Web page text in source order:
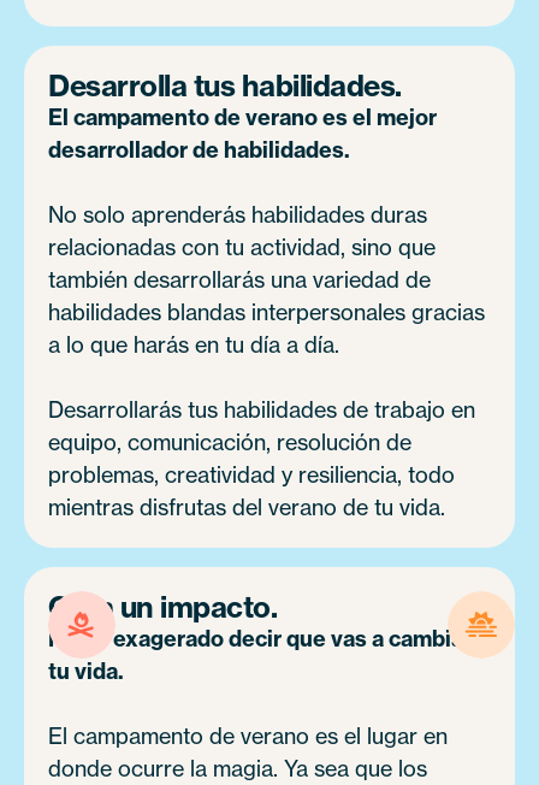
Desarrolla tus habilidades.
El campamento de verano es el mejor
desarrollador de habilidades.
No solo aprenderás habilidades duras
relacionadas con tu actividad, sino que
también desarrollarás una variedad de
habilidades blandas interpersonales gracias
a lo que harás en tu día a día.
Desarrollarás tus habilidades de trabajo en
equipo, comunicación, resolución de
problemas, creatividad y resiliencia, todo
mientras disfrutas del verano de tu vida.
Crea un impacto.
No es exagerado decir que vas a cambiar
tu vida.
El campamento de verano es el lugar en
donde ocurre la magia. Ya sea que los